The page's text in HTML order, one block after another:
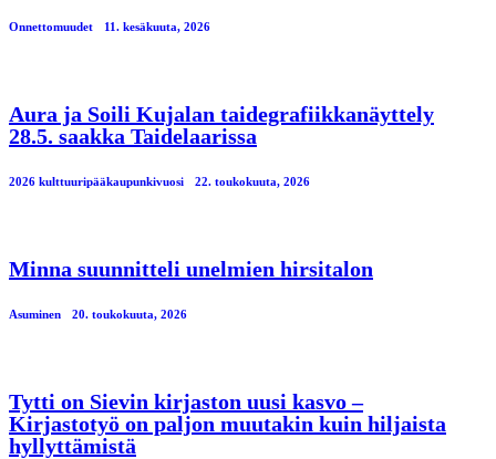
Onnettomuudet 11. kesäkuuta, 2026
Aura ja Soili Kujalan taidegrafiikkanäyttely
28.5. saakka Taidelaarissa
2026 kulttuuripääkaupunkivuosi 22. toukokuuta, 2026
Minna suunnitteli unelmien hirsitalon
Asuminen 20. toukokuuta, 2026
Tytti on Sievin kirjaston uusi kasvo –
Kirjastotyö on paljon muutakin kuin hiljaista
hyllyttämistä